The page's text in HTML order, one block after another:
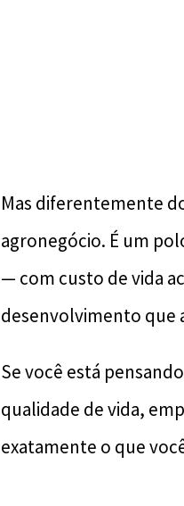
Mas diferentemente
agronegócio. É um
— com custo de vida
desenvolvimento que
Se você está
qualidade de vida,
exatamente o que